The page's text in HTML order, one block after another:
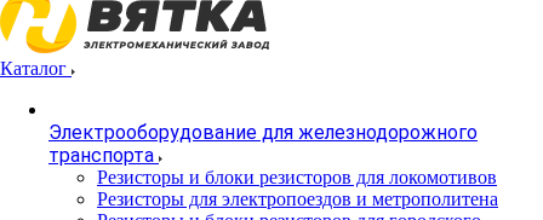
Каталог
Электрооборудование для железнодорожного
транспорта
Резисторы и блоки резисторов для локомотивов
Резисторы для электропоездов и метрополитена